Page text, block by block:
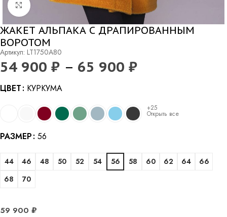
Нажмите, чтобы увеличить
ЖАКЕТ АЛЬПАКА С ДРАПИРОВАННЫМ
ВОРОТОМ
Артикул: LT1750A80
54 900 ₽ – 65 900 ₽
ЦВЕТ КУРКУМА
+25
Открыть все
РАЗМЕР 56
44 46 48 50 52 54 56 58 60 62 64
66
68
70
59 900 ₽
Alternative: